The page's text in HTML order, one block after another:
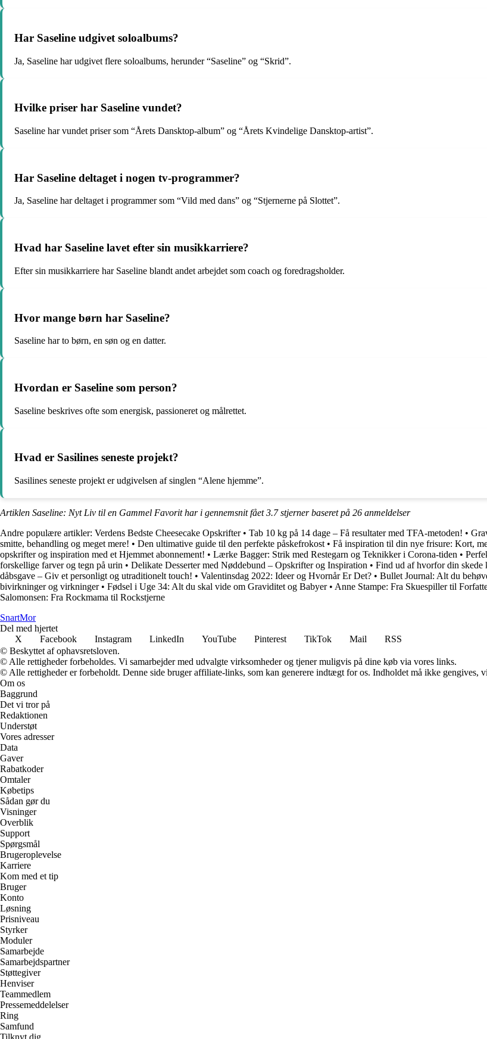
Har Saseline udgivet soloalbums?
Ja, Saseline har udgivet flere soloalbums, herunder “Saseline” og “Skrid”.
Hvilke priser har Saseline vundet?
Saseline har vundet priser som “Årets Dansktop-album” og “Årets Kvindelige Dansktop-artist”.
Har Saseline deltaget i nogen tv-programmer?
Ja, Saseline har deltaget i programmer som “Vild med dans” og “Stjernerne på Slottet”.
Hvad har Saseline lavet efter sin musikkarriere?
Efter sin musikkarriere har Saseline blandt andet arbejdet som coach og foredragsholder.
Hvor mange børn har Saseline?
Saseline har to børn, en søn og en datter.
Hvordan er Saseline som person?
Saseline beskrives ofte som energisk, passioneret og målrettet.
Hvad er Sasilines seneste projekt?
Sasilines seneste projekt er udgivelsen af singlen “Alene hjemme”.
Artiklen Saseline: Nyt Liv til en Gammel Favorit har i gennemsnit fået3.7stjerner baseret på 26 anmeldelser
Andre populære artikler: Verdens Bedste Cheesecake Opskrifter• Tab 10 kg på 14 dage – Få resultater med TFA-metoden! •
smitte, behandling og meget mere! • Den ultimative guide til den perfekte påskefrokost • Få inspiration til din nye frisure: Kort,
opskrifter og inspiration med et Hjemmet abonnement! • Lærke Bagger: Strik med Restegarn og Teknikker i Corona-tiden •
forskellige farver og tegn på urin • Delikate Desserter med Nøddebund – Opskrifter og Inspiration • Find ud af hvorfor din skede
dåbsgave – Giv et personligt og utraditionelt touch! • Valentinsdag 2022: Ideer og Hvornår Er Det? • Bullet Journal: Alt du
bivirkninger og virkninger• Fødsel i Uge 34: Alt du skal vide om Graviditet og Babyer• Anne Stampe: Fra Skuespiller til
Salomonsen: Fra Rockmama til Rockstjerne
SnartMor
Del med hjertet
X
Facebook Instagram LinkedIn YouTube Pinterest TikTok Mail
RSS
© Beskyttet af ophavsretsloven.
© Alle rettigheder forbeholdes. Vi samarbejder med udvalgte virksomheder og tjener muligvis på dine køb via vores links.
© Alle rettigheder er forbeholdt. Denne side bruger affiliate-links, som kan generere indtægt for os. Indholdet må ikke gengives,
Om os
Baggrund
Det vi tror på
Redaktionen
Understøt
Vores adresser
Data
Gaver
Rabatkoder
Omtaler
Købetips
Sådan gør du
Visninger
Overblik
Support
Spørgsmål
Brugeroplevelse
Karriere
Kom med et tip
Bruger
Konto
Løsning
Prisniveau
Styrker
Moduler
Samarbejde
Samarbejdspartner
Støttegiver
Henviser
Teammedlem
Pressemeddelelser
Ring
Samfund